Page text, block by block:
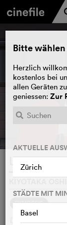
Look
SYNOPSIS
Die Schülerin
Bitte
Herzlich
kostenlos bei
allen Geräten
geniessen: Zur
AKTUELLE
Zürich
STÄDTE MIT
Basel